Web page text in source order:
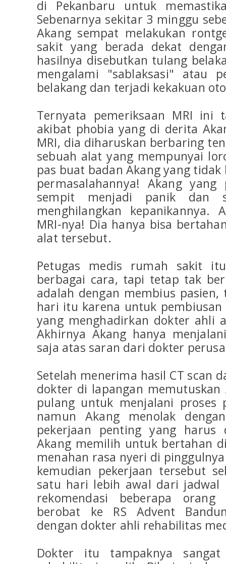
di Pekanbaru untuk
Sebenarnya sekitar 3 minggu
Akang sempat melakukan
sakit yang berada dekat
hasilnya disebutkan tulang
mengalami "sablaksasi" atau
belakang dan terjadi kekakuan
Ternyata pemeriksaan MRI ini
akibat phobia yang di derita
MRI, dia diharuskan berbaring
sebuah alat yang mempunyai
pas buat badan Akang yang
permasalahannya! Akang
sempit menjadi panik dan
menghilangkan kepanikannya.
MRI-nya! Dia hanya bisa
alat tersebut.
Petugas medis rumah sakit
berbagai cara, tapi tetap tak
adalah dengan membius
hari itu karena untuk
yang menghadirkan dokter ahli
Akhirnya Akang hanya
saja atas saran dari dokter
Setelah menerima hasil CT scan
dokter di lapangan
pulang untuk menjalani proses
namun Akang menolak
pekerjaan penting yang harus
Akang memilih untuk bertahan
menahan rasa nyeri di
kemudian pekerjaan tersebut
satu hari lebih awal dari jadwal
rekomendasi beberapa
berobat ke RS Advent
dengan dokter ahli rehabilitas
Dokter itu tampaknya